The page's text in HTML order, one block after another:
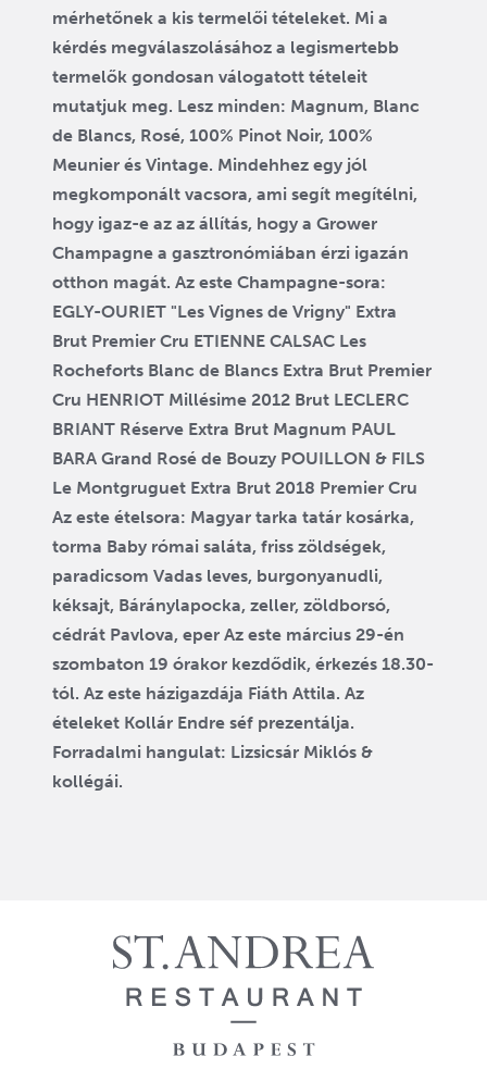
mérhetőnek a kis termelői tételeket. Mi a
kérdés megválaszolásához a legismertebb
termelők gondosan válogatott tételeit
mutatjuk meg. Lesz minden: Magnum, Blanc
de Blancs, Rosé, 100% Pinot Noir, 100%
Meunier és Vintage. Mindehhez egy jól
megkomponált vacsora, ami segít megítélni,
hogy igaz-e az az állítás, hogy a Grower
Champagne a gasztronómiában érzi igazán
otthon magát. Az este Champagne-sora:
EGLY-OURIET "Les Vignes de Vrigny" Extra
Brut Premier Cru ETIENNE CALSAC Les
Rocheforts Blanc de Blancs Extra Brut Premier
Cru HENRIOT Millésime 2012 Brut LECLERC
BRIANT Réserve Extra Brut Magnum PAUL
BARA Grand Rosé de Bouzy POUILLON & FILS
Le Montgruguet Extra Brut 2018 Premier Cru
Az este ételsora: Magyar tarka tatár kosárka,
torma Baby római saláta, friss zöldségek,
paradicsom Vadas leves, burgonyanudli,
kéksajt, Báránylapocka, zeller, zöldborsó,
cédrát Pavlova, eper Az este március 29-én
szombaton 19 órakor kezdődik, érkezés 18.30-
tól. Az este házigazdája Fiáth Attila. Az
ételeket Kollár Endre séf prezentálja.
Forradalmi hangulat: Lizsicsár Miklós &
kollégái.